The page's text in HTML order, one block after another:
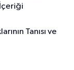
Tanısı ve